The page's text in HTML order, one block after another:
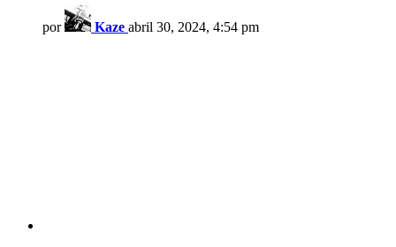
por Kaze abril 30, 2024, 4:54 pm